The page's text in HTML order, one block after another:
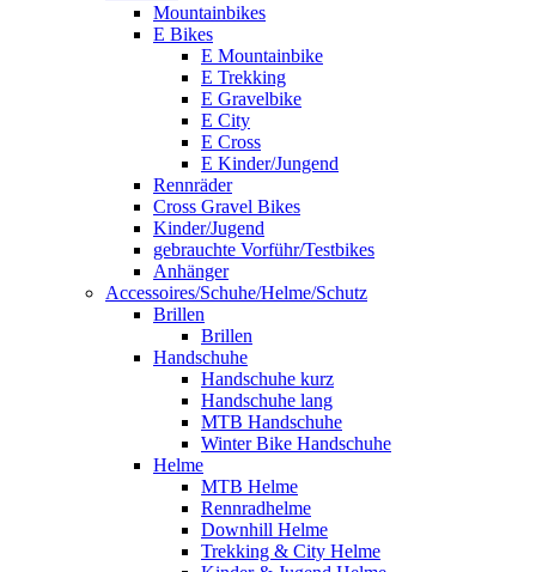
Mountainbikes
E Bikes
E Mountainbike
E Trekking
E Gravelbike
E City
E Cross
E Kinder/Jungend
Rennräder
Cross Gravel Bikes
Kinder/Jugend
gebrauchte Vorführ/Testbikes
Anhänger
Accessoires/Schuhe/Helme/Schutz
Brillen
Brillen
Handschuhe
Handschuhe kurz
Handschuhe lang
MTB Handschuhe
Winter Bike Handschuhe
Helme
MTB Helme
Rennradhelme
Downhill Helme
Trekking & City Helme